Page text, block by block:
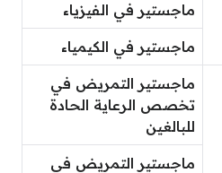
ماجستير في الفيزياء
ماجستير في الكيمياء
ماجستير التمريض في
تخصص الرعاية الحادة
للبالغين
ماجستير التمريض في